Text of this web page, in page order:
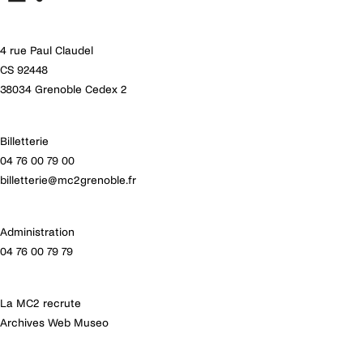
Sébastien Noël-Combes
Élodie Llinares
Régie son
Yann Sandeau
de la commune de Mizoën (création dans le
cadre des tournées en Isère de la MC2) et du
Centre National de la Musique (département de
4 rue Paul Claudel
CS 92448
38034 Grenoble Cedex 2
Billetterie
04 76 00 79 00
billetterie@mc2grenoble.fr
Administration
04 76 00 79 79
La MC2 recrute
Archives Web Museo